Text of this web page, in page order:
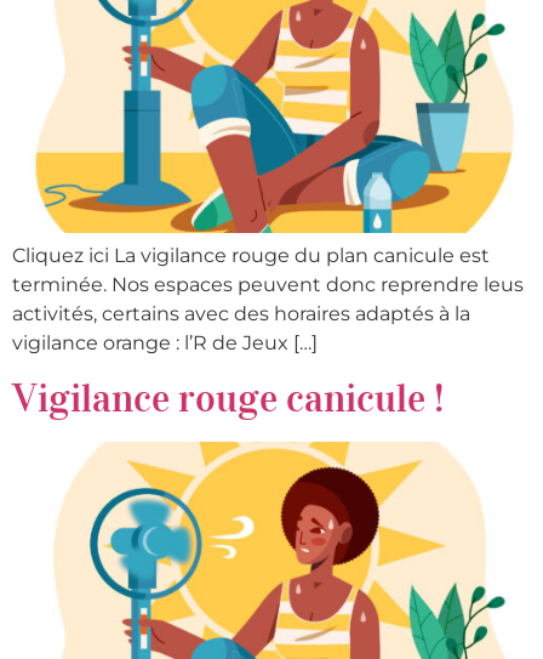
Cliquez ici La vigilance rouge du plan canicule est
terminée. Nos espaces peuvent donc reprendre leus
activités, certains avec des horaires adaptés à la
vigilance orange : l’R de Jeux […]
Vigilance rouge canicule !